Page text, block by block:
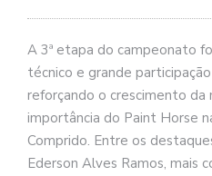
A 3ª etapa do campeonato
técnico e grande
reforçando o crescimento da
importância do Paint Horse
Comprido. Entre os
Ederson Alves Ramos, mais